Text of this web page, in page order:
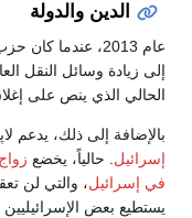
الدين والدولة
عام 2013، عندما كان حزب "
إلى زيادة وسائل النقل
الحالي الذي ينص على
بالإضافة إلى ذلك، يدعم
إسرائيل . حالياً، يخضع
في إسرائيل، والتي لن
يستطيع بعض الإسرائيليين